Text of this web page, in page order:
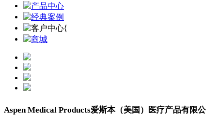
产品中心
经典案例
客户中心⟨
商城
Aspen Medical Products爱斯本（美国）医疗产品有限公